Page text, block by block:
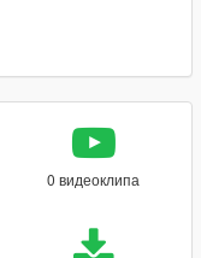
0 видеоклипа